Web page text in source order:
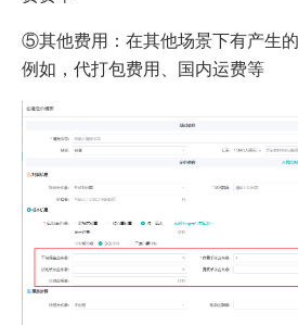
⑤其他费用：在其他场景下有产生
例如，代打包费用、国内运费等